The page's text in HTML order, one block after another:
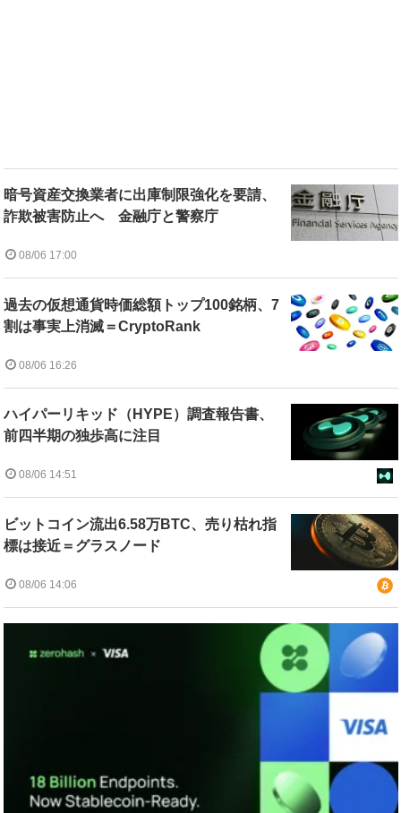
暗号資産交換業者に出庫制限強化を要請、
詐欺被害防止へ 金融庁と警察庁
08/06 17:00
過去の仮想通貨時価総額トップ100銘柄、7
割は事実上消滅＝CryptoRank
08/06 16:26
ハイパーリキッド（HYPE）調査報告書、
前四半期の独歩高に注目
08/06 14:51
ビットコイン流出6.58万BTC、売り枯れ指
標は接近＝グラスノード
08/06 14:06